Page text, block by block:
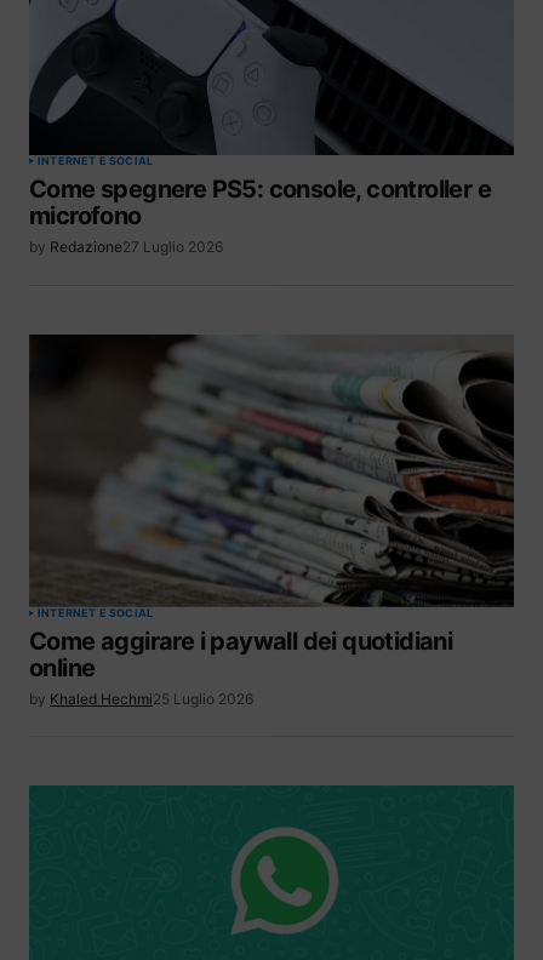
INTERNET E SOCIAL
Come spegnere PS5: console, controller e
microfono
by Redazione27 Luglio 2026
INTERNET E SOCIAL
Come aggirare i paywall dei quotidiani
online
by Khaled Hechmi25 Luglio 2026